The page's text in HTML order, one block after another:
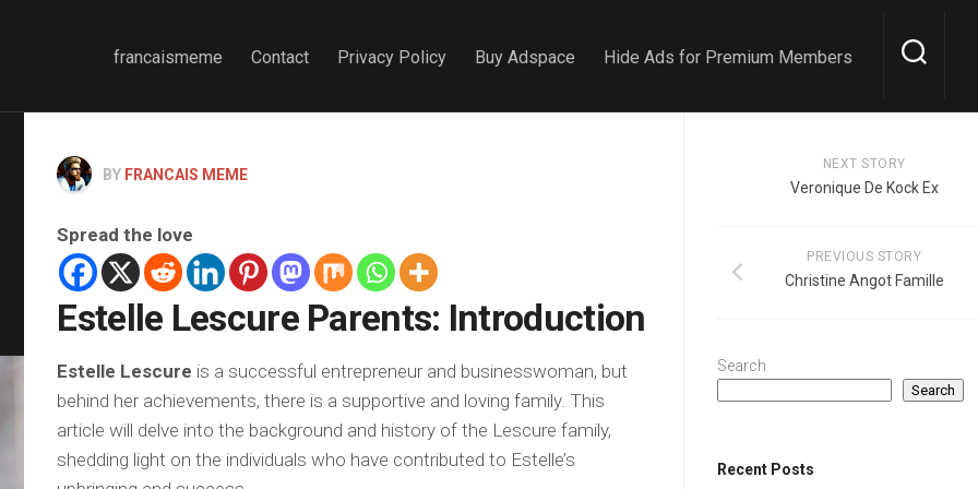
francaismeme Contact Privacy Policy Buy Adspace Hide Ads for Premium Members
BY FRANCAIS MEME
Spread the love
Estelle Lescure Parents: Introduction
Estelle Lescure is a successful entrepreneur and businesswoman, but
behind her achievements, there is a supportive and loving family. This
article will delve into the background and history of the Lescure family,
shedding light on the individuals who have contributed to Estelle’s
NEXT STORY
Veronique De Kock Ex
PREVIOUS STORY
Christine Angot Famille
Search
Search
Recent Posts